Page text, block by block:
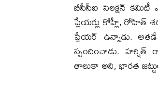
బీసీసీఐ సెలక్షన్
ప్లేయర్లు కోహ్లీ, రోహిత్
ప్లేయర్ ఉన్నాడు.
స్పందించాడు.
తాలుకా అని, భారత